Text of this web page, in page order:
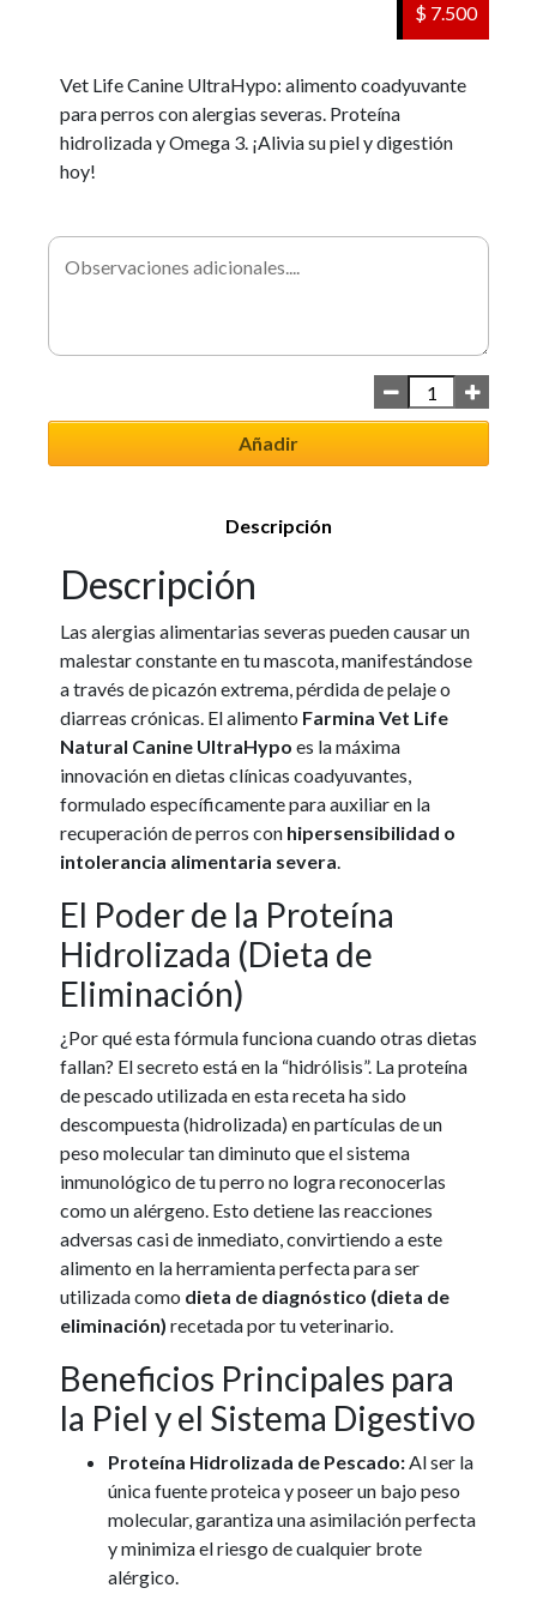
$ 7.500
Vet Life Canine UltraHypo: alimento coadyuvante
para perros con alergias severas. Proteína
hidrolizada y Omega 3. ¡Alivia su piel y digestión
hoy!
Añadir
Descripción
Descripción
Las alergias alimentarias severas pueden causar un
malestar constante en tu mascota, manifestándose
a través de picazón extrema, pérdida de pelaje o
diarreas crónicas. El alimento Farmina Vet Life
Natural Canine UltraHypo es la máxima
innovación en dietas clínicas coadyuvantes,
formulado específicamente para auxiliar en la
recuperación de perros con hipersensibilidad o
intolerancia alimentaria severa.
El Poder de la Proteína
Hidrolizada (Dieta de
Eliminación)
¿Por qué esta fórmula funciona cuando otras dietas
fallan? El secreto está en la “hidrólisis”. La proteína
de pescado utilizada en esta receta ha sido
descompuesta (hidrolizada) en partículas de un
peso molecular tan diminuto que el sistema
inmunológico de tu perro no logra reconocerlas
como un alérgeno. Esto detiene las reacciones
adversas casi de inmediato, convirtiendo a este
alimento en la herramienta perfecta para ser
utilizada como dieta de diagnóstico (dieta de
eliminación) recetada por tu veterinario.
Beneficios Principales para
la Piel y el Sistema Digestivo
Proteína Hidrolizada de Pescado:Al ser la
única fuente proteica y poseer un bajo peso
molecular, garantiza una asimilación perfecta
y minimiza el riesgo de cualquier brote
alérgico.